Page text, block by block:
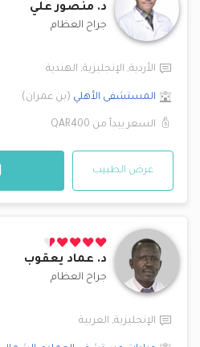
د. منصور علي
جراح العظام
الأردية, الإنجليزية, الهندية
المستشفى الأهلي (بن عمران)
السعر يبدأ من QAR400
عرض الطبيب
د. عماد يعقوب
جراح العظام
الإنجليزية, العربية